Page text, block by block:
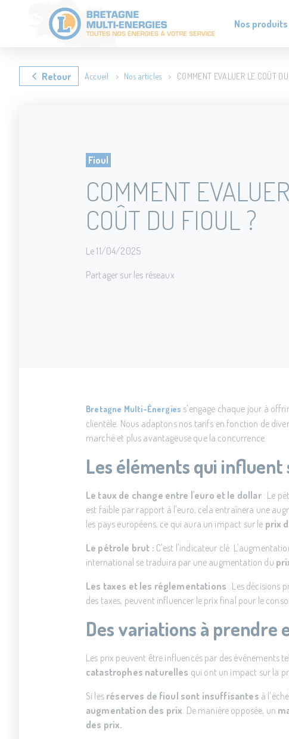
Nos produits
Retour Accueil Nos articles COMMENT EVALUER LE COÛT
Fioul
COMMENT
COÛT DU FIOUL ?
Le 11/04/2025
Partager sur les réseaux
Bretagne Multi-Énergies s'engage chaque jour à
clientèle. Nous adaptons nos tarifs en fonction de
marché et plus avantageuse que la concurrence.
Les éléments qui
Le taux de change entre l'euro et le dollar: Le
est faible par rapport à l'euro, cela entraînera une
les pays européens, ce qui aura un impact sur le prix
Le pétrole brut : C'est l'indicateur clé.
international se traduira par une augmentation du
Les taxes et les réglementations : Les décisions
des taxes, peuvent influencer le prix final pour le
Des variations à prendre
Les prix peuvent être influencés par des événements
catastrophes naturelles qui ont un impact sur la
Si les réserves de fioul sont insuffisantes à
augmentation des prix. De manière opposée, un
des prix.